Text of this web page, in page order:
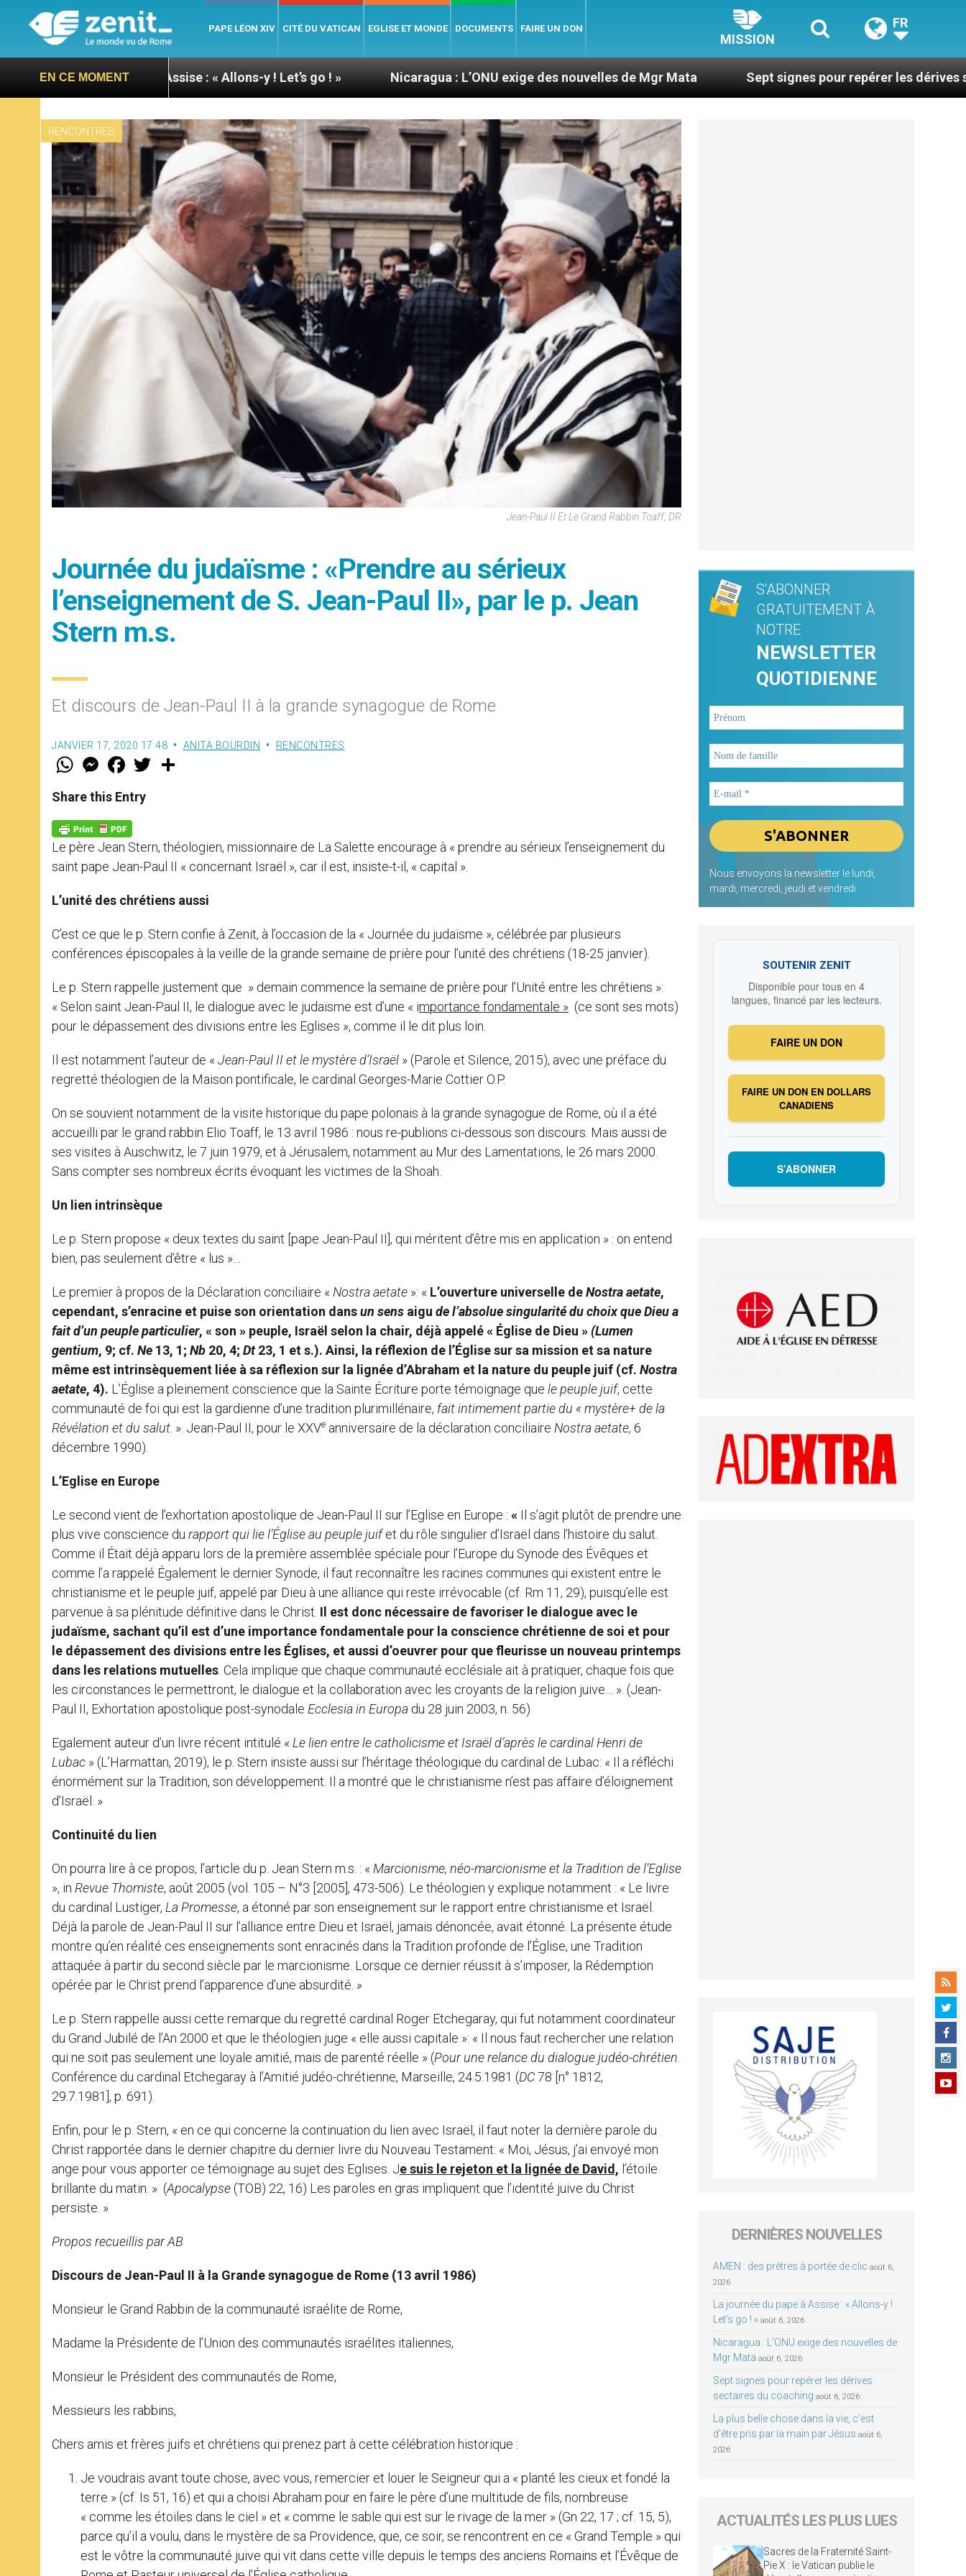
PAPE LÉON XIV CITÉ DU VATICAN EGLISE ET MONDE DOCUMENTS FAIRE UN DON
MISSION
FR
EN CE MOMENT
du pape à Assise : « Allons-y ! Let’s go ! » Nicaragua : L’ONU exige des nouvelles de Mgr Mata Sept signes pour repérer les dérives sectaires du
RENCONTRES
Jean-Paul II Et Le Grand Rabbin Toaff, DR
Journée du judaïsme : «Prendre au sérieux
l’enseignement de S. Jean-Paul II», par le p. Jean
Stern m.s.
Et discours de Jean-Paul II à la grande synagogue de Rome
JANVIER 17, 2020 17:48 ANITA BOURDIN RENCONTRES
W
t
s
p
p
M
e
s
e
g
e
r
F
a
e
b
k
w
Share this Entry
Le père Jean Stern, théologien, missionnaire de La Salette encourage à « prendre au sérieux l’enseignement du
saint pape Jean-Paul II « concernant Israël », car il est, insiste-t-il, « capital ».
L’unité des chrétiens aussi
C’est ce que le p. Stern confie à Zenit, à l’occasion de la « Journée du judaïsme », célébrée par plusieurs
conférences épiscopales à la veille de la grande semaine de prière pour l’unité des chrétiens (18-25 janvier).
Le p. Stern rappelle justement que » demain commence la semaine de prière pour l’Unité entre les chrétiens »:
« Selon saint Jean-Paul II, le dialogue avec le judaïsme est d’une « importance fondamentale » (ce sont ses mots)
pour le dépassement des divisions entre les Eglises », comme il le dit plus loin.
Il est notamment l’auteur de « Jean-Paul II et le mystère d’Israël » (Parole et Silence, 2015), avec une préface du
regretté théologien de la Maison pontificale, le cardinal Georges-Marie Cottier O.P.
On se souvient notamment de la visite historique du pape polonais à la grande synagogue de Rome, où il a été
accueilli par le grand rabbin Elio Toaff, le 13 avril 1986 : nous re-publions ci-dessous son discours. Mais aussi de
ses visites à Auschwitz, le 7 juin 1979, et à Jérusalem, notamment au Mur des Lamentations, le 26 mars 2000.
Sans compter ses nombreux écrits évoquant les victimes de la Shoah.
Un lien intrinsèque
Le p. Stern propose « deux textes du saint [pape Jean-Paul II], qui méritent d’être mis en application » : on entend
bien, pas seulement d’être « lus »…
Le premier à propos de la Déclaration conciliaire « Nostra aetate »: « L’ouverture universelle deNostra aetate,
cependant, s’enracine et puise son orientation dansun sens aigu de l’absolue singularité du choix que Dieu a
fait d’un peuple particulier, « son » peuple, Israël selon la chair, déjà appelé « Église de Dieu » (Lumen
gentium, 9; cf. Ne 13, 1; Nb 20, 4; Dt23, 1 et s.). Ainsi, la réflexion de l’Église sur sa mission et sa nature
même est intrinsèquement liée à sa réflexion sur la lignée d’Abraham et la nature du peuple juif (cf. Nostra
aetate, 4). L’Église a pleinement conscience que la Sainte Écriture porte témoignage que le peuple juif, cette
communauté de foi qui est la gardienne d’une tradition plurimillénaire, fait intimement partie du « mystère+de la
Révélation et du salut . ». Jean-Paul II, pour le XXVe anniversaire de la déclaration conciliaire Nostra aetate, 6
décembre 1990).
L’Eglise en Europe
Le second vient de l’exhortation apostolique de Jean-Paul II sur l’Eglise en Europe : « Il s’agit plutôt de prendre une
plus vive conscience du rapport qui lie l’Église au peuple juifet du rôle singulier d’Israël dans l’histoire du salut.
Comme il Était déjà apparu lors de la première assemblée spéciale pour l’Europe du Synode des Évêques et
comme l’a rappelé Également le dernier Synode, il faut reconnaître les racines communes qui existent entre le
christianisme et le peuple juif, appelé par Dieu à une alliance qui reste irrévocable (cf. Rm 11, 29), puisqu’elle est
parvenue à sa plénitude définitive dans le Christ. Il est donc nécessaire de favoriser le dialogue avec le
judaïsme, sachant qu’il est d’une importance fondamentale pour la conscience chrétienne de soi et pour
le dépassement des divisions entre les Églises, et aussi d’oeuvrer pour que fleurisse un nouveau printemps
dans les relations mutuelles . Cela implique que chaque communauté ecclésiale ait à pratiquer, chaque fois que
les circonstances le permettront, le dialogue et la collaboration avec les croyants de la religion juive… ». (Jean-
Paul II, Exhortation apostolique post-synodale Ecclesia in Europa du 28 juin 2003, n. 56)
Egalement auteur d’un livre récent intitulé « Le lien entre le catholicisme et Israël d’après le cardinal Henri de
Lubac » (L’Harmattan, 2019), le p. Stern insiste aussi sur l’héritage théologique du cardinal de Lubac: « Il a réfléchi
énormément sur la Tradition, son développement. Il a montré que le christianisme n’est pas affaire d’éloignement
d’Israël. »
Continuité du lien
On pourra lire à ce propos, l’article du p. Jean Stern m.s. : « Marcionisme, néo-marcionisme et la Tradition de l’Eglise
», in Revue Thomiste, août 2005 (vol. 105 – N°3 [2005], 473-506). Le théologien y explique notamment : « Le livre
du cardinal Lustiger, La Promesse, a étonné par son enseignement sur le rapport entre christianisme et Israël.
Déjà la parole de Jean-Paul II sur l’alliance entre Dieu et Israël, jamais dénoncée, avait étonné. La présente étude
montre qu’en réalité ces enseignements sont enracinés dans la Tradition profonde de l’Église, une Tradition
attaquée à partir du second siècle par le marcionisme. Lorsque ce dernier réussit à s’imposer, la Rédemption
opérée par le Christ prend l’apparence d’une absurdité. »
Le p. Stern rappelle aussi cette remarque du regretté cardinal Roger Etchegaray, qui fut notamment coordinateur
du Grand Jubilé de l’An 2000 et que le théologien juge « elle aussi capitale »: « Il nous faut rechercher une relation
qui ne soit pas seulement une loyale amitié, mais de parenté réelle » (Pour une relance du dialogue judéo-chrétien
Conférence du cardinal Etchegaray à l’Amitié judéo-chrétienne, Marseille, 24.5.1981 (DC78 [n° 1812,
29.7.1981], p. 691).
Enfin, pour le p. Stern, « en ce qui concerne la continuation du lien avec Israël, il faut noter la dernière parole du
Christ rapportée dans le dernier chapitre du dernier livre du Nouveau Testament: « Moi, Jésus, j’ai envoyé mon
ange pour vous apporter ce témoignage au sujet des Eglises. Je suis le rejeton et la lignée de David, l’étoile
brillante du matin. » (Apocalypse (TOB) 22, 16) Les paroles en gras impliquent que l’identité juive du Christ
persiste. »
Propos recueillis par AB
Discours de Jean-Paul II à la Grande synagogue de Rome (13 avril 1986)
Monsieur le Grand Rabbin de la communauté israélite de Rome,
Madame la Présidente de l’Union des communautés israélites italiennes,
Monsieur le Président des communautés de Rome,
Messieurs les rabbins,
Chers amis et frères juifs et chrétiens qui prenez part à cette célébration historique :
Je voudrais avant toute chose, avec vous, remercier et louer le Seigneur qui a « planté les cieux et fondé la
terre » (cf. Is 51, 16) et qui a choisi Abraham pour en faire le père d’une multitude de fils, nombreuse
« comme les étoiles dans le ciel » et « comme le sable qui est sur le rivage de la mer » (Gn 22, 17 ; cf. 15, 5),
parce qu’il a voulu, dans le mystère de sa Providence, que, ce soir, se rencontrent en ce « Grand Temple » qui
est le vôtre la communauté juive qui vit dans cette ville depuis le temps des anciens Romains et l’Évêque de
S'ABONNER
GRATUITEMENT À
NOTRE
NEWSLETTER
QUOTIDIENNE
Nous envoyons la newsletter le lundi,
mardi, mercredi, jeudi et vendredi
SOUTENIR ZENIT
Disponible pour tous en 4
langues, financé par les lecteurs.
FAIRE UN DON
FAIRE UN DON EN DOLLARS
CANADIENS
S’ABONNER
DERNIÈRES NOUVELLES
AMEN : des prêtres à portée de clic août 6,
2026
La journée du pape à Assise : « Allons-y !
Let’s go ! » août 6, 2026
Nicaragua : L’ONU exige des nouvelles de
Mgr Mata août 6, 2026
Sept signes pour repérer les dérives
sectaires du coaching août 6, 2026
La plus belle chose dans la vie, c’est
d’être pris par la main par Jésus août 6,
2026
ACTUALITÉS LES PLUS LUES
Sacres de la Fraternité Saint-
Pie X : le Vatican publie le